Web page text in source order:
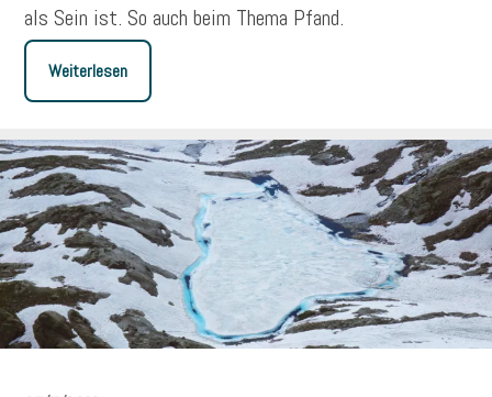
als Sein ist. So auch beim Thema Pfand.
Weiterlesen